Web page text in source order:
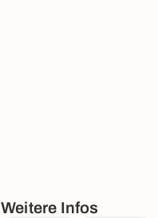
Weitere Infos